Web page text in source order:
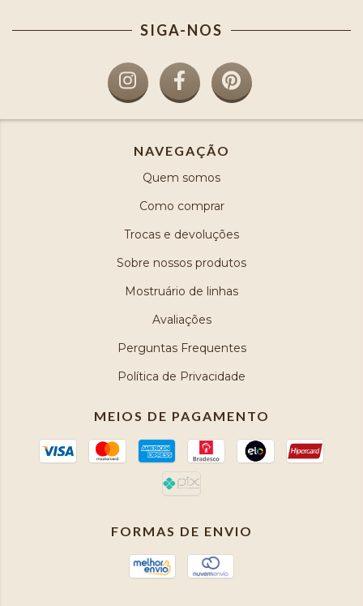
SIGA-NOS
NAVEGAÇÃO
Quem somos
Como comprar
Trocas e devoluções
Sobre nossos produtos
Mostruário de linhas
Avaliações
Perguntas Frequentes
Política de Privacidade
MEIOS DE PAGAMENTO
FORMAS DE ENVIO